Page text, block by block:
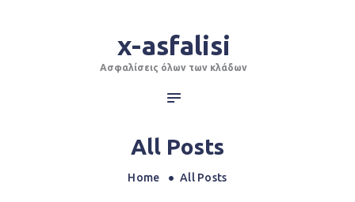
x-asfalisi
Ασφαλίσεις όλων των κλάδων
All Posts
Home All Posts
x-asfalisi
Ασφαλίσεις όλων των κλάδων
ΓΙΑ ΙΔΙΩΤΕΣ
ΓΙΑ ΕΠΙΧΕΙΡΗΣΕΙΣ
ΕΠΙΚΟΙΝΩΝΙΑ